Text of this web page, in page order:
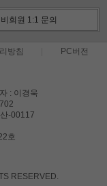
비회원 1:1 문의
방침 PC버전
: 이경욱
-00117
호
RESERVED.